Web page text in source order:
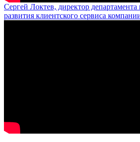
Сергей Локтев, директор
развития клиентского сервиса